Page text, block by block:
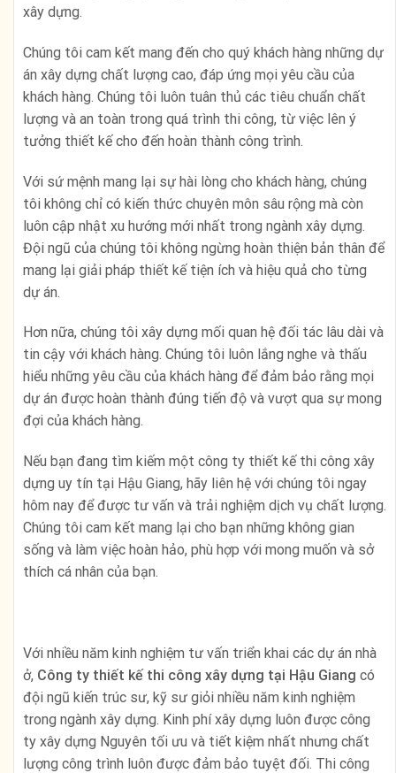
xây dựng.
Chúng tôi cam kết mang đến cho quý khách hàng những dự
án xây dựng chất lượng cao, đáp ứng mọi yêu cầu của
khách hàng. Chúng tôi luôn tuân thủ các tiêu chuẩn chất
lượng và an toàn trong quá trình thi công, từ việc lên ý
tưởng thiết kế cho đến hoàn thành công trình.
Với sứ mệnh mang lại sự hài lòng cho khách hàng, chúng
tôi không chỉ có kiến thức chuyên môn sâu rộng mà còn
luôn cập nhật xu hướng mới nhất trong ngành xây dựng.
Đội ngũ của chúng tôi không ngừng hoàn thiện bản thân để
mang lại giải pháp thiết kế tiện ích và hiệu quả cho từng
dự án.
Hơn nữa, chúng tôi xây dựng mối quan hệ đối tác lâu dài và
tin cậy với khách hàng. Chúng tôi luôn lắng nghe và thấu
hiểu những yêu cầu của khách hàng để đảm bảo rằng mọi
dự án được hoàn thành đúng tiến độ và vượt qua sự mong
đợi của khách hàng.
Nếu bạn đang tìm kiếm một công ty thiết kế thi công xây
dựng uy tín tại Hậu Giang, hãy liên hệ với chúng tôi ngay
hôm nay để được tư vấn và trải nghiệm dịch vụ chất lượng.
Chúng tôi cam kết mang lại cho bạn những không gian
sống và làm việc hoàn hảo, phù hợp với mong muốn và sở
thích cá nhân của bạn.
Với nhiều năm kinh nghiệm tư vấn triển khai các dự án nhà
ở, Công ty thiết kế thi công xây dựng tại Hậu Giang có
đội ngũ kiến trúc sư, kỹ sư giỏi nhiều năm kinh nghiệm
trong ngành xây dựng. Kinh phí xây dựng luôn được công
ty xây dựng Nguyên tối ưu và tiết kiệm nhất nhưng chất
lượng công trình luôn được đảm bảo tuyệt đối. Thi công